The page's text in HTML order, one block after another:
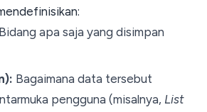
Bidang apa saja yang disimpan
Bagaimana data tersebut
pengguna (misalnya, List